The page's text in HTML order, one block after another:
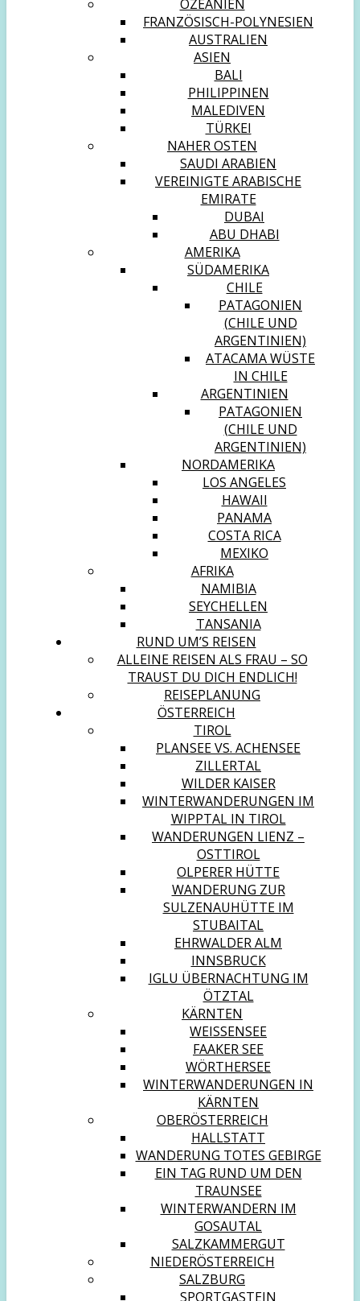
OZEANIEN
FRANZÖSISCH-POLYNESIEN
AUSTRALIEN
ASIEN
BALI
PHILIPPINEN
MALEDIVEN
TÜRKEI
NAHER OSTEN
SAUDI ARABIEN
VEREINIGTE ARABISCHE
EMIRATE
DUBAI
ABU DHABI
AMERIKA
SÜDAMERIKA
CHILE
PATAGONIEN
(CHILE UND
ARGENTINIEN)
ATACAMA WÜSTE
IN CHILE
ARGENTINIEN
PATAGONIEN
(CHILE UND
ARGENTINIEN)
NORDAMERIKA
LOS ANGELES
HAWAII
PANAMA
COSTA RICA
MEXIKO
AFRIKA
NAMIBIA
SEYCHELLEN
TANSANIA
RUND UM’S REISEN
ALLEINE REISEN ALS FRAU – SO
TRAUST DU DICH ENDLICH!
REISEPLANUNG
ÖSTERREICH
TIROL
PLANSEE VS. ACHENSEE
ZILLERTAL
WILDER KAISER
WINTERWANDERUNGEN IM
WIPPTAL IN TIROL
WANDERUNGEN LIENZ –
OSTTIROL
OLPERER HÜTTE
WANDERUNG ZUR
SULZENAUHÜTTE IM
STUBAITAL
EHRWALDER ALM
INNSBRUCK
IGLU ÜBERNACHTUNG IM
ÖTZTAL
KÄRNTEN
WEISSENSEE
FAAKER SEE
WÖRTHERSEE
WINTERWANDERUNGEN IN
KÄRNTEN
OBERÖSTERREICH
HALLSTATT
WANDERUNG TOTES GEBIRGE
EIN TAG RUND UM DEN
TRAUNSEE
WINTERWANDERN IM
GOSAUTAL
SALZKAMMERGUT
NIEDERÖSTERREICH
SALZBURG
SPORTGASTEIN